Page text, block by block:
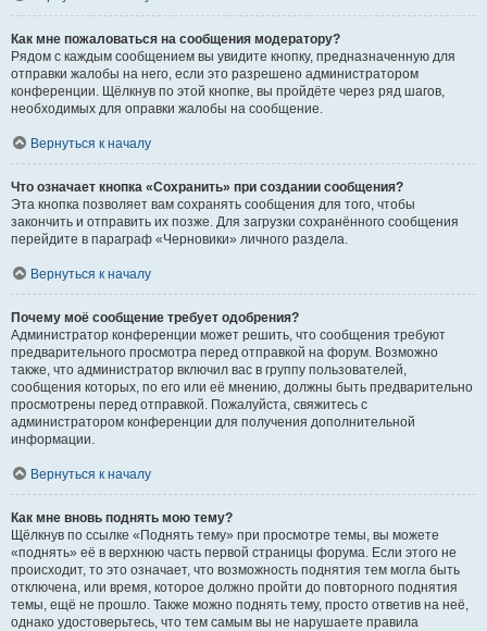
Как мне пожаловаться на сообщения модератору?
Рядом с каждым сообщением вы увидите кнопку, предназначенную для
отправки жалобы на него, если это разрешено администратором
конференции. Щёлкнув по этой кнопке, вы пройдёте через ряд шагов,
необходимых для оправки жалобы на сообщение.
Вернуться к началу
Что означает кнопка «Сохранить» при создании сообщения?
Эта кнопка позволяет вам сохранять сообщения для того, чтобы
закончить и отправить их позже. Для загрузки сохранённого сообщения
перейдите в параграф «Черновики» личного раздела.
Вернуться к началу
Почему моё сообщение требует одобрения?
Администратор конференции может решить, что сообщения требуют
предварительного просмотра перед отправкой на форум. Возможно
также, что администратор включил вас в группу пользователей,
сообщения которых, по его или её мнению, должны быть предварительно
просмотрены перед отправкой. Пожалуйста, свяжитесь с
администратором конференции для получения дополнительной
информации.
Вернуться к началу
Как мне вновь поднять мою тему?
Щёлкнув по ссылке «Поднять тему» при просмотре темы, вы можете
«поднять» её в верхнюю часть первой страницы форума. Если этого не
происходит, то это означает, что возможность поднятия тем могла быть
отключена, или время, которое должно пройти до повторного поднятия
темы, ещё не прошло. Также можно поднять тему, просто ответив на неё,
однако удостоверьтесь, что тем самым вы не нарушаете правила